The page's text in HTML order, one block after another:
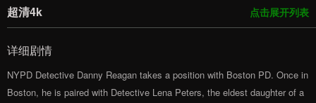
点击展开列表
超清4k
详细剧情
NYPD Detective Danny Reagan takes a position with Boston PD. Once in
Boston, he is paired with Detective Lena Peters, the eldest daughter of a